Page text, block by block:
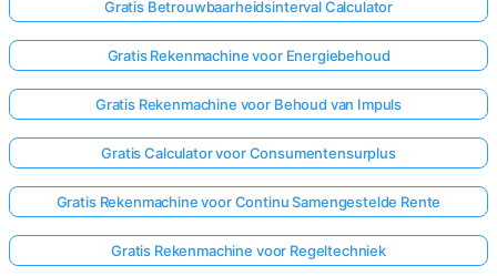
Gratis Betrouwbaarheidsinterval Calculator
Gratis Rekenmachine voor Energiebehoud
Gratis Rekenmachine voor Behoud van Impuls
Gratis Calculator voor Consumentensurplus
Gratis Rekenmachine voor Continu Samengestelde Rente
Gratis Rekenmachine voor Regeltechniek